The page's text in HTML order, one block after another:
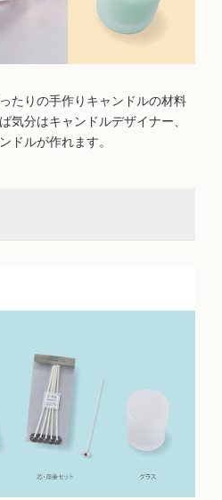
たりの手作りキャンドルの材料
気分はキャンドルデザイナー、
ドルが作れます。